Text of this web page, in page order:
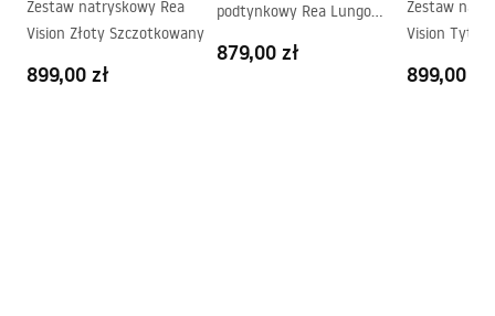
Zestaw natryskowy Rea
Vision Złoty Szczotkowany
899,00 zł
podtynkowy Rea Lungo
Szczotkowane + BOX
879,00 zł
Zestaw
Vision Tytan
899,00 zł